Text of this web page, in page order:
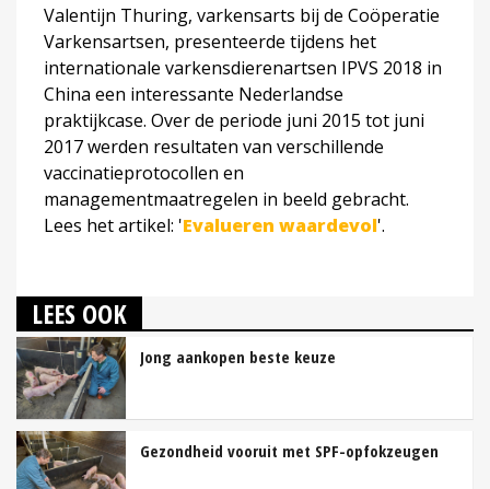
Valentijn Thuring, varkensarts bij de Coöperatie
Varkensartsen, presenteerde tijdens het
internationale varkensdierenartsen IPVS 2018 in
China een interessante Nederlandse
praktijkcase. Over de periode juni 2015 tot juni
2017 werden resultaten van verschillende
vaccinatieprotocollen en
managementmaatregelen in beeld gebracht.
Lees het artikel: 'Evalueren waardevol'.
LEES OOK
Jong aankopen beste keuze
Gezondheid vooruit met SPF-opfokzeugen